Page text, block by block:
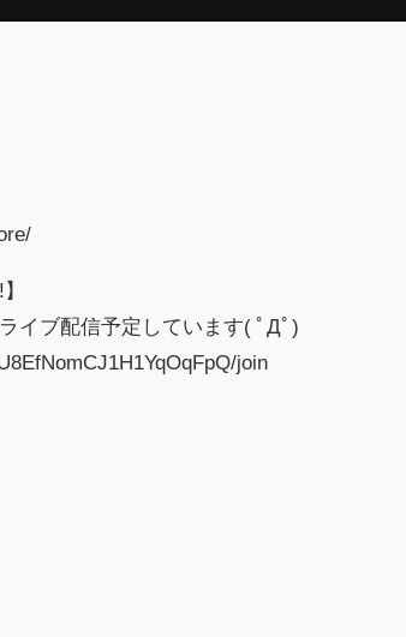
イブ配信予定しています( ﾟДﾟ)
join